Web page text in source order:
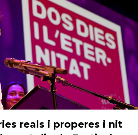
reals i properes i nit